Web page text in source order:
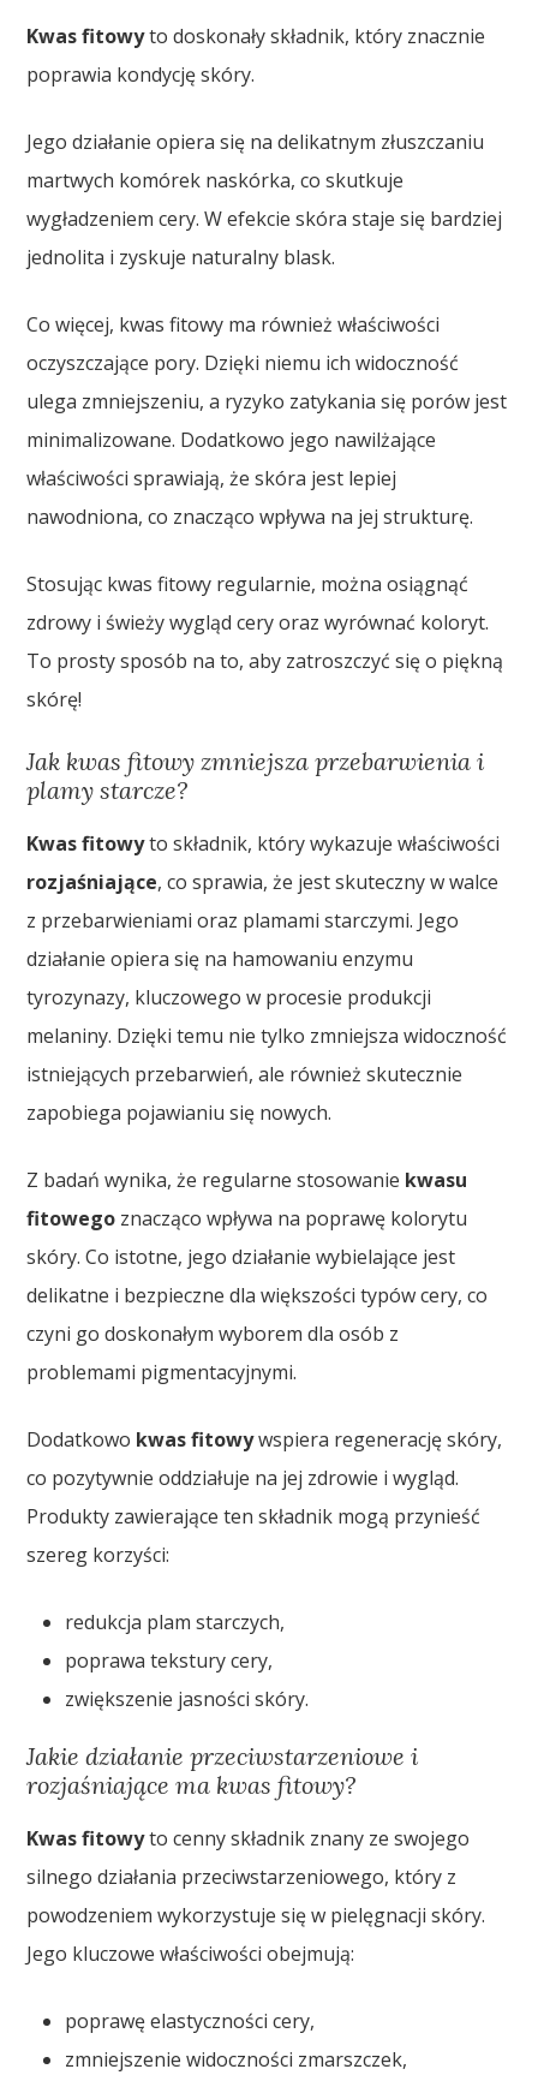
Kwas fitowyto doskonały składnik, który znacznie
poprawia kondycję skóry.
Jego działanie opiera się na delikatnym złuszczaniu
martwych komórek naskórka, co skutkuje
wygładzeniem cery. W efekcie skóra staje się bardziej
jednolita i zyskuje naturalny blask.
Co więcej, kwas fitowy ma również właściwości
oczyszczające pory. Dzięki niemu ich widoczność
ulega zmniejszeniu, a ryzyko zatykania się porów jest
minimalizowane. Dodatkowo jego nawilżające
właściwości sprawiają, że skóra jest lepiej
nawodniona, co znacząco wpływa na jej strukturę.
Stosując kwas fitowy regularnie, można osiągnąć
zdrowy i świeży wygląd cery oraz wyrównać koloryt.
To prosty sposób na to, aby zatroszczyć się o piękną
skórę!
Jak kwas fitowy zmniejsza przebarwienia i
plamy starcze?
Kwas fitowyto składnik, który wykazuje właściwości
rozjaśniające, co sprawia, że jest skuteczny w walce
z przebarwieniami oraz plamami starczymi. Jego
działanie opiera się na hamowaniu enzymu
tyrozynazy, kluczowego w procesie produkcji
melaniny. Dzięki temu nie tylko zmniejsza widoczność
istniejących przebarwień, ale również skutecznie
zapobiega pojawianiu się nowych.
Z badań wynika, że regularne stosowanie kwasu
fitowego znacząco wpływa na poprawę kolorytu
skóry. Co istotne, jego działanie wybielające jest
delikatne i bezpieczne dla większości typów cery, co
czyni go doskonałym wyborem dla osób z
problemami pigmentacyjnymi.
Dodatkowo kwas fitowywspiera regenerację skóry,
co pozytywnie oddziałuje na jej zdrowie i wygląd.
Produkty zawierające ten składnik mogą przynieść
szereg korzyści:
redukcja plam starczych,
poprawa tekstury cery,
zwiększenie jasności skóry.
Jakie działanie przeciwstarzeniowe i
rozjaśniające ma kwas fitowy?
Kwas fitowyto cenny składnik znany ze swojego
silnego działania przeciwstarzeniowego, który z
powodzeniem wykorzystuje się w pielęgnacji skóry.
Jego kluczowe właściwości obejmują:
poprawę elastyczności cery,
zmniejszenie widoczności zmarszczek,